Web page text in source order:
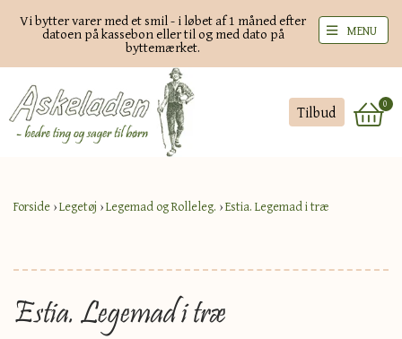
Vi bytter varer med et smil - i løbet af 1 måned efter
datoen på kassebon eller til og med dato på
byttemærket.
Tilbud 0
MENU
Forside ›Legetøj ›Legemad og Rolleleg. ›Estia. Legemad i træ
Estia. Legemad i træ